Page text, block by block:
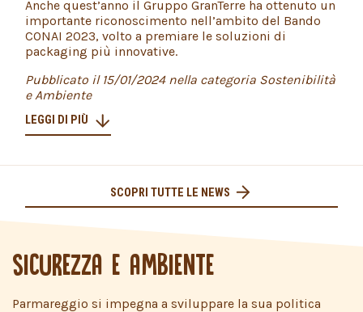
Anche quest’anno il Gruppo GranTerre ha ottenuto un
importante riconoscimento nell’ambito del Bando
CONAI 2023, volto a premiare le soluzioni di
packaging più innovative.
Pubblicato il 15/01/2024 nella categoria Sostenibilità
e Ambiente
LEGGI DI PIÙ
SCOPRI TUTTE LE NEWS
SICUREZZA E AMBIENTE
Parmareggio si impegna a sviluppare la sua politica